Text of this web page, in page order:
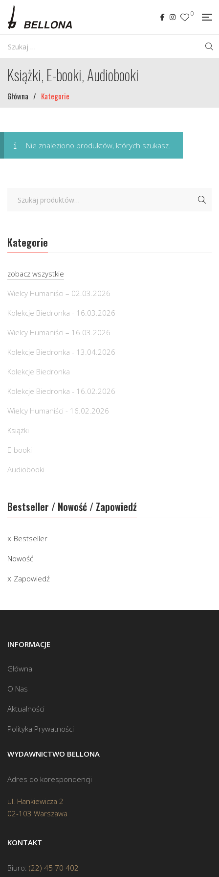
0
Książki, E-booki, Audiobooki
Główna / Kategorie
Nie znaleziono produktów, których szukasz.
Kategorie
zobacz wszystkie
Wielcy Humaniści – 02.03.2026
Kolekcje Biedronka - 16.03.2026
Wielcy Humaniści – 16.03.2026
Kolekcje Biedronka - 13.04.2026
Kolekcje Biedronka
Kolekcje Biedronka - 16.02.2026
Wielcy Humaniści - 16.02.2026
Książki
E-booki
Audiobooki
Bestseller / Nowość / Zapowiedź
Bestseller
Nowość
Zapowiedź
INFORMACJE
Główna
O Nas
Aktualności
Polityka Prywatności
WYDAWNICTWO BELLONA
Adres do korespondencji
ul. Hankiewicza 2
02-103 Warszawa
KONTAKT
Biuro: (22) 45 70 402